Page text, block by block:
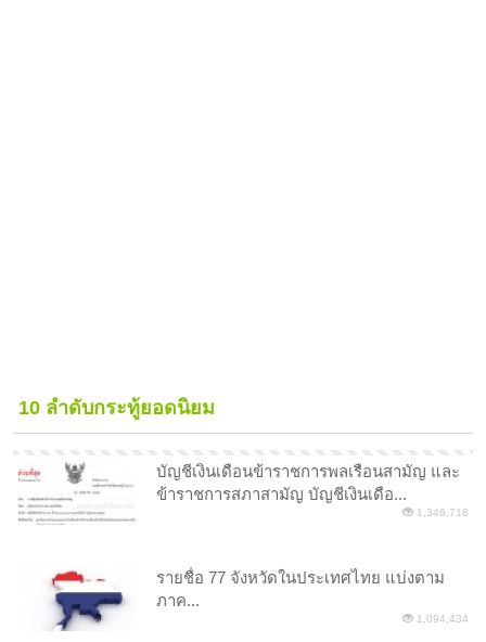
10 ลำดับกระทู้ยอดนิยม
บัญชีเงินเดือนข้าราชการพลเรือนสามัญ และ
ข้าราชการสภาสามัญ บัญชีเงินเดือ...
1,346,718
รายชื่อ 77 จังหวัดในประเทศไทย แบ่งตาม
ภาค...
1,094,434